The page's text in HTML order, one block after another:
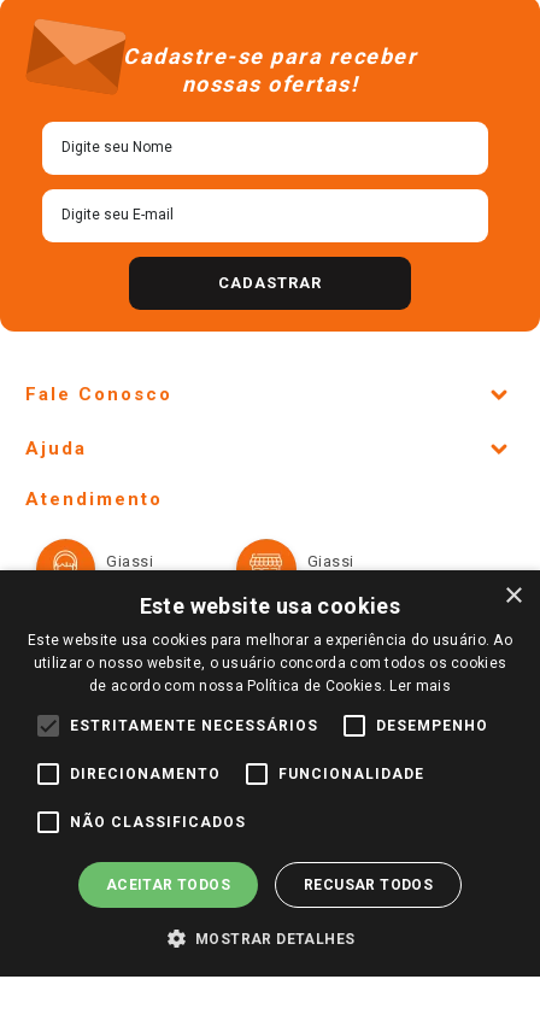
Cadastre-se para receber
nossas ofertas!
CADASTRAR
Fale Conosco
Lojas Físicas e Horários
Ofertas
Televendas
Notícias
Perguntas frequentes
Identidade Visual
Ajuda
Formas de Pagamento
Trocas e Devoluções
Atendimento
Giassi
Giassi
Redes Sociais
Pagamento e Segurança
×
Este website usa cookies
Este website usa cookies para melhorar a experiência do usuário. Ao
utilizar o nosso website, o usuário concorda com todos os cookies
de acordo com nossa Política de Cookies. Ler mais
ESTRITAMENTE NECESSÁRIOS DESEMPENHO
DIRECIONAMENTO FUNCIONALIDADE
NÃO CLASSIFICADOS
ACEITAR TODOS RECUSAR TODOS
MOSTRAR DETALHES